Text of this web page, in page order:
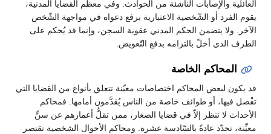
العائلية والإصابات الناشئة من الحوادث. وفي معظم القضايا المدنية،
يقوم الفرد أو الشّخصية الاعتبارية برفع دعواه في مواجهة الشّخص
الآخر. ولا يتضمن الحكم المدني عقوبة السجن، وإنما قد يُحكم على
الطرف الذي أخلّ بالتزامه بدفع التّعويض.
المحاكم الخاصة
قد يكون لبعض المحاكم اختصاصات معيّنة تتعلق بأنواع من القضايا التي
تفْصل فيها، أو طوائف خاصة من الناس يُقدَّمون أمامها. فمحاكم
الأحداث لا تنظر إلاّ في قضايا الصغار، ممن تقلُّ أعمارهم عن سنٍّ
معيِّنة، تحدّد عادةً بالسّادسة عشرة. ومحاكم الأحوال الشخصية تقتصر